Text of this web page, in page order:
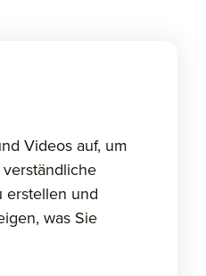
Videos auf, um
erstellen und
was Sie